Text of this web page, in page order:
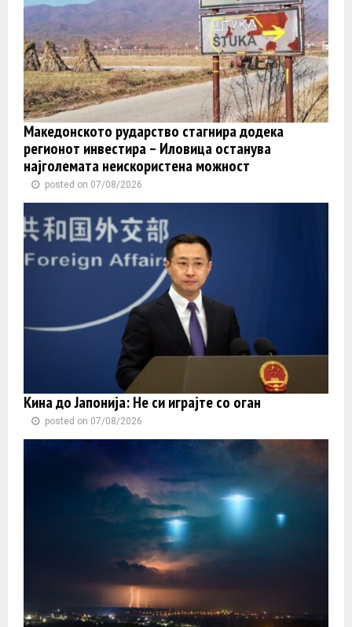
Македонското рударство стагнира додека
регионот инвестира – Иловица останува
најголемата неискористена можност
posted on 07/08/2026
Кина до Јапонија: Не си играјте со оган
posted on 07/08/2026